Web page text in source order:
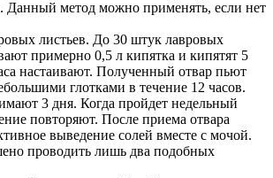
Данный метод можно применять, если нет
листьев. До 30 штук лавровых
примерно 0,5 л кипятка и кипятят 5
настаивают. Полученный отвар пьют
глотками в течение 12 часов.
3 дня. Когда пройдет недельный
повторяют. После приема отвара
выведение солей вместе с мочой.
проводить лишь два подобных